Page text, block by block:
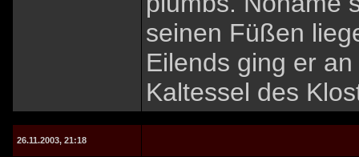
seinen Füßen
Eilends ging er
Kaltessel des
26.11.2003, 21:18